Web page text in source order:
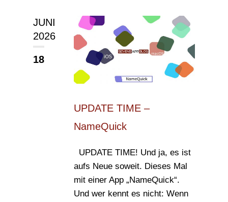
JUNI
2026
18
UPDATE TIME –
NameQuick
UPDATE TIME! Und ja, es ist
aufs Neue soweit. Dieses Mal
mit einer App „NameQuick“.
Und wer kennt es nicht: Wenn